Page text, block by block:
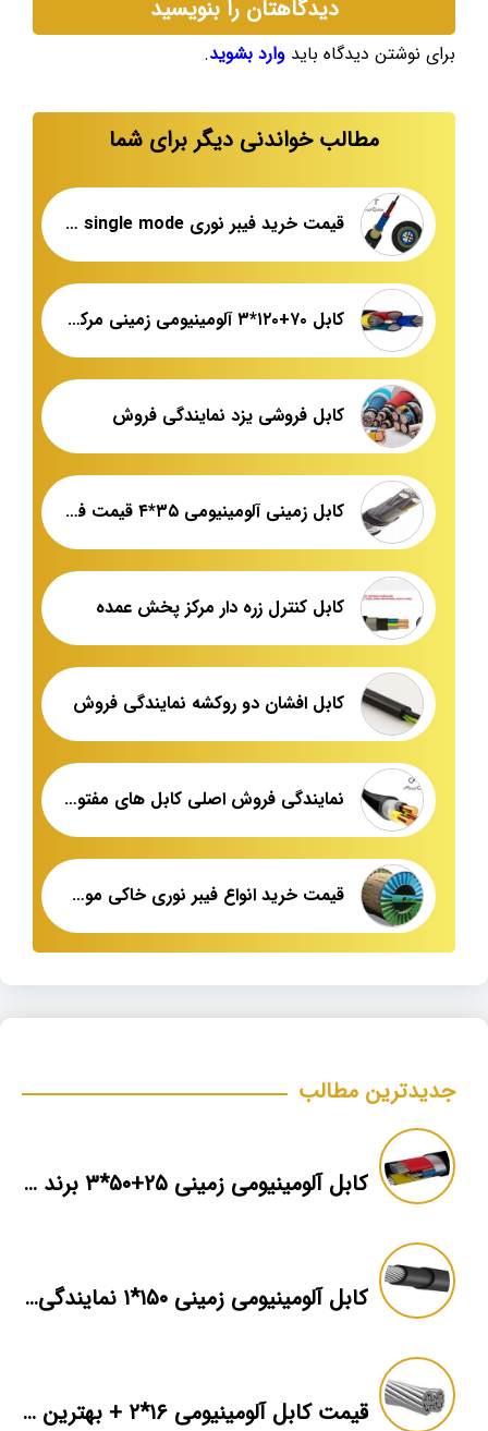
دیدگاهتان را بنویسید
برای نوشتن دیدگاه باید وارد بشوید.
مطالب خواندنی دیگر برای شما
قیمت خرید فیبر نوری single mode قندی
کابل ۷۰+۱۲۰*۳ آلومینیومی زمینی مرکز فروش عمده
کابل فروشی یزد نمایندگی فروش
کابل زمینی آلومینیومی ۳۵*۴ قیمت فروش روز
کابل کنترل زره دار مرکز پخش عمده
کابل افشان دو روکشه نمایندگی فروش
نمایندگی فروش اصلی کابل های مفتولی فشار ضعیف
قیمت خرید انواع فیبر نوری خاکی موجود در بازار
جدیدترین مطالب
کابل آلومینیومی زمینی ۲۵+۵۰*۳ برند ماهان
کابل آلومینیومی زمینی ۱۵۰*۱ نمایندگی فروش
قیمت کابل آلومینیومی ۱۶*۲ + بهترین برند بازار + اطلاعات فنی